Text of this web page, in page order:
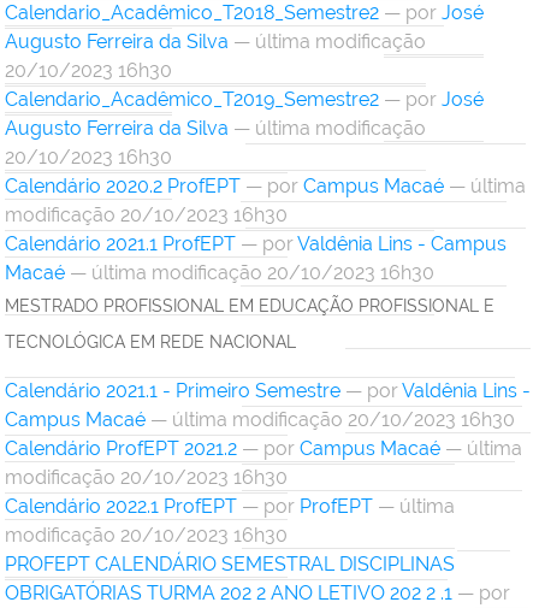
Calendario_Acadêmico_T2018_Semestre2 — por José
Augusto Ferreira da Silva — última modificação
20/10/2023 16h30
Calendario_Acadêmico_T2019_Semestre2 — por José
Augusto Ferreira da Silva — última modificação
20/10/2023 16h30
Calendário 2020.2 ProfEPT — por Campus Macaé — última
modificação 20/10/2023 16h30
Calendário 2021.1 ProfEPT — porValdênia Lins - Campus
Macaé — última modificação 20/10/2023 16h30
MESTRADO PROFISSIONAL EM EDUCAÇÃO PROFISSIONAL E
TECNOLÓGICA EM REDE NACIONAL
Calendário 2021.1 - Primeiro Semestre — porValdênia Lins -
Campus Macaé — última modificação 20/10/2023 16h30
Calendário ProfEPT 2021.2 — por Campus Macaé — última
modificação 20/10/2023 16h30
Calendário 2022.1 ProfEPT — por ProfEPT — última
modificação 20/10/2023 16h30
PROFEPT CALENDÁRIO SEMESTRAL DISCIPLINAS
OBRIGATÓRIAS TURMA 202 2 ANO LETIVO 202 2 .1 — por